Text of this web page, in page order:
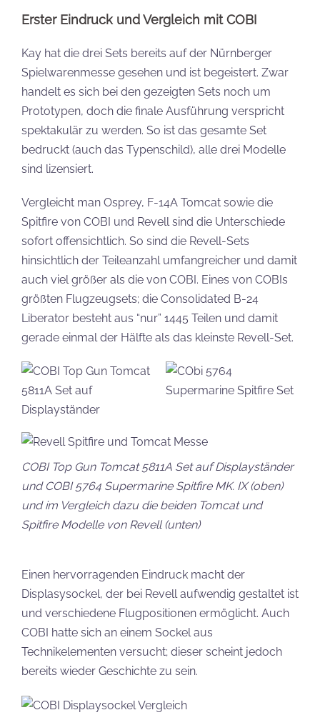
Erster Eindruck und Vergleich mit COBI
Kay hat die drei Sets bereits auf der Nürnberger
Spielwarenmesse gesehen und ist begeistert. Zwar
handelt es sich bei den gezeigten Sets noch um
Prototypen, doch die finale Ausführung verspricht
spektakulär zu werden. So ist das gesamte Set
bedruckt (auch das Typenschild), alle drei Modelle
sind lizensiert.
Vergleicht man Osprey, F-14A Tomcat sowie die
Spitfire von COBI und Revell sind die Unterschiede
sofort offensichtlich. So sind die Revell-Sets
hinsichtlich der Teileanzahl umfangreicher und damit
auch viel größer als die von COBI. Eines von COBIs
größten Flugzeugsets; die Consolidated B-24
Liberator besteht aus “nur” 1445 Teilen und damit
gerade einmal der Hälfte als das kleinste Revell-Set.
COBI Top Gun Tomcat 5811A Set auf Displayständer
und COBI 5764 Supermarine Spitfire MK. IX (oben)
und im Vergleich dazu die beiden Tomcat und
Spitfire Modelle von Revell (unten)
Einen hervorragenden Eindruck macht der
Displasysockel, der bei Revell aufwendig gestaltet ist
und verschiedene Flugpositionen ermöglicht. Auch
COBI hatte sich an einem Sockel aus
Technikelementen versucht; dieser scheint jedoch
bereits wieder Geschichte zu sein.